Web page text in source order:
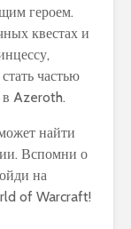
героем.
квестах и
частью
в Azeroth.
найти
Вспомни о
на
of Warcraft!